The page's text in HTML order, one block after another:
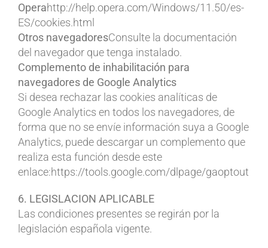
Operahttp://help.opera.com/Windows/11.50/es-
ES/cookies.html
Otros navegadoresConsulte la documentación
del navegador que tenga instalado.
Complemento de inhabilitación para
navegadores de Google Analytics
Si desea rechazar las cookies analíticas de
Google Analytics en todos los navegadores, de
forma que no se envíe información suya a Google
Analytics, puede descargar un complemento que
realiza esta función desde este
enlace:https://tools.google.com/dlpage/gaoptout
6. LEGISLACION APLICABLE
Las condiciones presentes se regirán por la
legislación española vigente.